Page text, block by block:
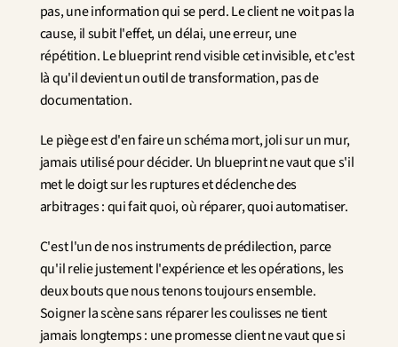
pas, une information qui se perd. Le client ne voit pas la
cause, il subit l'effet, un délai, une erreur, une
répétition. Le blueprint rend visible cet invisible, et c'est
là qu'il devient un outil de transformation, pas de
documentation.
Le piège est d'en faire un schéma mort, joli sur un mur,
jamais utilisé pour décider. Un blueprint ne vaut que s'il
met le doigt sur les ruptures et déclenche des
arbitrages : qui fait quoi, où réparer, quoi automatiser.
C'est l'un de nos instruments de prédilection, parce
qu'il relie justement l'expérience et les opérations, les
deux bouts que nous tenons toujours ensemble.
Soigner la scène sans réparer les coulisses ne tient
jamais longtemps : une promesse client ne vaut que si